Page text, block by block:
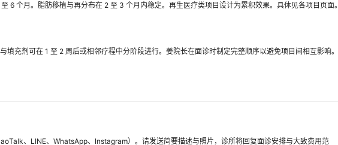
6 个月。脂肪移植与再分布在 2 至 3 个月内稳定。再生医疗类项目设计为累积效果。具体见各项目页面。
充剂可在 1 至 2 周后或相邻疗程中分阶段进行。姜院长在面诊时制定完整顺序以避免项目间相互影响。
、LINE、WhatsApp、Instagram）。请发送简要描述与照片，诊所将回复面诊安排与大致费用范